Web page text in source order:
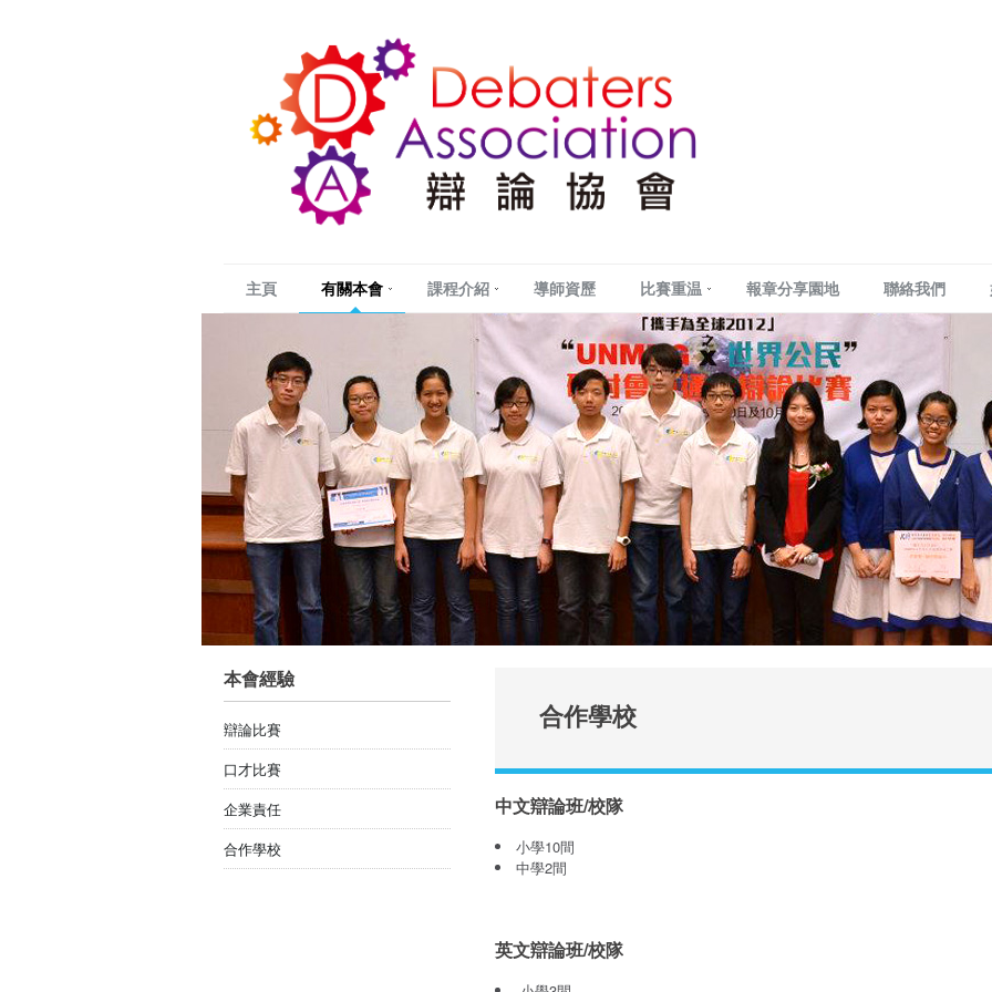
主頁 有關本會 課程介紹 導師資歷 比賽重温 報章分享園地 聯絡我們
本會經驗
辯論比賽
口才比賽
企業責任
合作學校
合作學校
中文辯論班/校隊
小學10間
中學2間
英文辯論班/校隊